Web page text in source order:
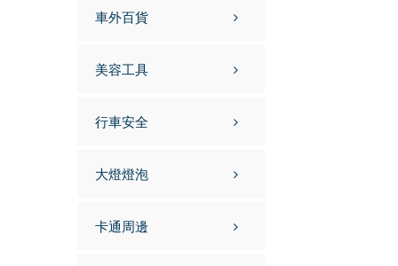
車外百貨
美容工具
行車安全
大燈燈泡
卡通周邊